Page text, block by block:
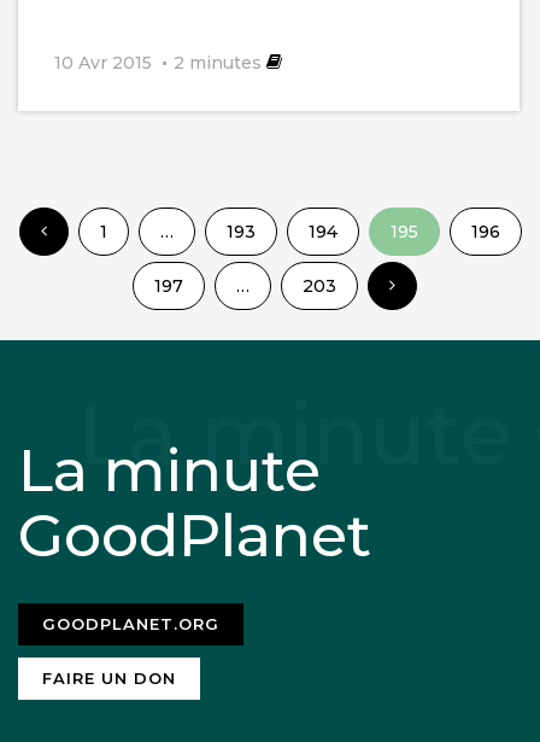
10 Avr 2015 2 minutes
1 … 193 194 195 196
197 … 203
La minute
GoodPlanet
GOODPLANET.ORG
FAIRE UN DON